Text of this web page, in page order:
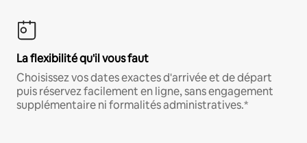
La flexibilité qu'il vous faut
Choisissez vos dates exactes d'arrivée et de départ
puis réservez facilement en ligne, sans engagement
supplémentaire ni formalités administratives.*